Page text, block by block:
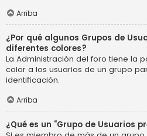
Arriba
¿Por qué algunos Grupos de
diferentes colores?
La Administración del foro tiene la
color a los usuarios de un grupo
identificación.
Arriba
¿Qué es un “Grupo de Usuarios